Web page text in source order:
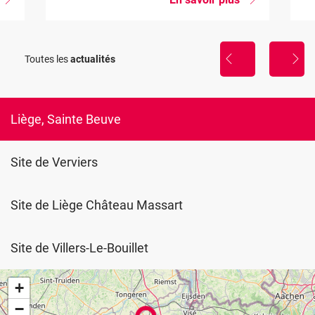
à
anticipez
de
Toutes lesactualités
+
−
Liège, Sainte Beuve
Site de Verviers
Site de Liège Château Massart
Site de Villers-Le-Bouillet